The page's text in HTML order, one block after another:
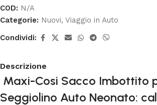
COD: N/A
Categorie: Nuovi, Viaggio in Auto
Condividi:
Descrizione
Maxi-Cosi Sacco Imbottito
Seggiolino Auto Neonato: